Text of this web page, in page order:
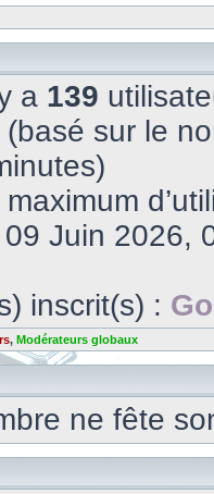
a 139
sur le
09 Juin 2026,
inscrit(s) :
, Modérateurs globaux
ne fête